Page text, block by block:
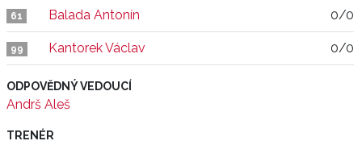
61 Balada Antonín 0/0
99 Kantorek Václav 0/0
ODPOVĚDNÝ VEDOUCÍ
Andrš Aleš
TRENÉR